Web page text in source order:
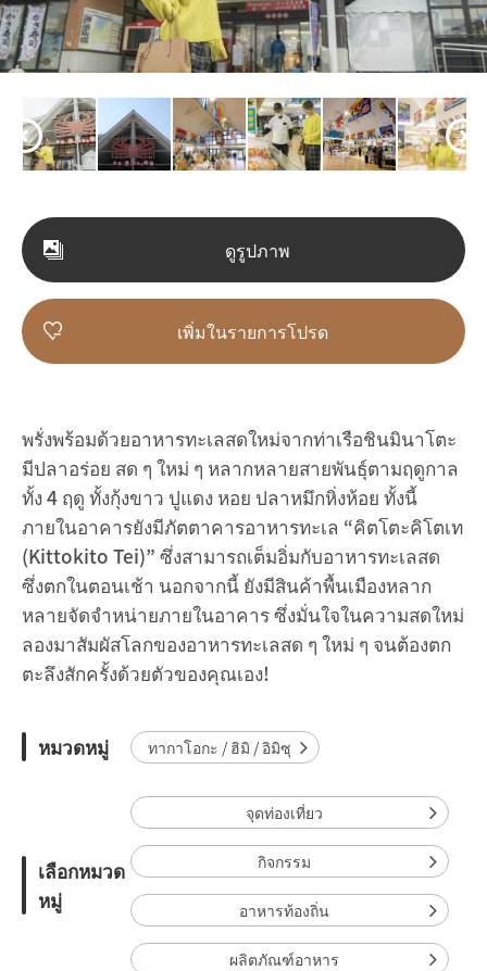
ดูรูปภาพ
เพิ่มในรายการโปรด
พรั่งพร้อมด้วยอาหารทะเลสดใหม่จากท่าเรือชินมินาโตะ
มีปลาอร่อย สด ๆ ใหม่ ๆ หลากหลายสายพันธุ์ตามฤดูกาล
ทั้ง 4 ฤดู ทั้งกุ้งขาว ปูแดง หอย ปลาหมึกหิ่งห้อย ทั้งนี้
ภายในอาคารยังมีภัตตาคารอาหารทะเล “คิตโตะคิโตเท
(Kittokito Tei)” ซึ่งสามารถเต็มอิ่มกับอาหารทะเลสด
ซึ่งตกในตอนเช้า นอกจากนี้ ยังมีสินค้าพื้นเมืองหลาก
หลายจัดจำหน่ายภายในอาคาร ซึ่งมั่นใจในความสดใหม่
ลองมาสัมผัสโลกของอาหารทะเลสด ๆ ใหม่ ๆ จนต้องตก
ตะลึงสักครั้งด้วยตัวของคุณเอง!
หมวดหมู่ ทากาโอกะ / ฮิมิ / อิมิซุ
เลือกหมวด
หมู่
จุดท่องเที่ยว
กิจกรรม
อาหารท้องถิ่น
ผลิตภัณฑ์อาหาร